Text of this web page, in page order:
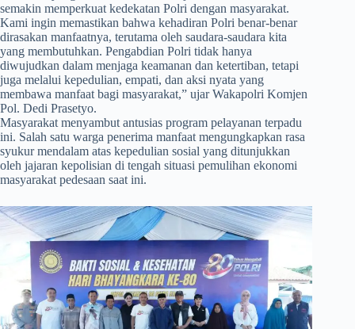
semakin memperkuat kedekatan Polri dengan masyarakat.
Kami ingin memastikan bahwa kehadiran Polri benar-benar
dirasakan manfaatnya, terutama oleh saudara-saudara kita
yang membutuhkan. Pengabdian Polri tidak hanya
diwujudkan dalam menjaga keamanan dan ketertiban, tetapi
juga melalui kepedulian, empati, dan aksi nyata yang
membawa manfaat bagi masyarakat,” ujar Wakapolri Komjen
Pol. Dedi Prasetyo.
Masyarakat menyambut antusias program pelayanan terpadu
ini. Salah satu warga penerima manfaat mengungkapkan rasa
syukur mendalam atas kepedulian sosial yang ditunjukkan
oleh jajaran kepolisian di tengah situasi pemulihan ekonomi
masyarakat pedesaan saat ini.